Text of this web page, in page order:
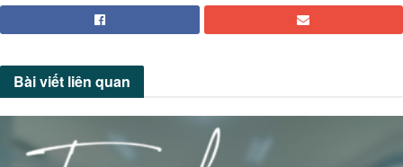
Bài viết liên quan